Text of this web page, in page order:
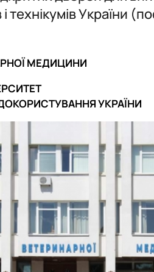
конференцій
технікумів України
МЕДИЦИНИ
УКРАЇНИ